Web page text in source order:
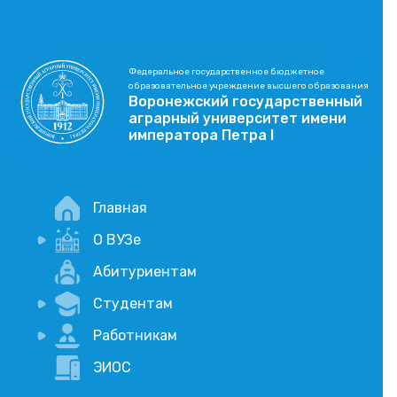
Федеральное государственное бюджетное
образовательное учреждение высшего образования
Воронежский государственный
аграрный университет имени
императора Петра I
Главная
О ВУЗе
Новости
Учебный процесс
Научная деятельность
Абитуриентам
Студентам
Портал дистанционого обучения
Академические отпуска
Работникам
Внимание, опрос!
ЭИОС